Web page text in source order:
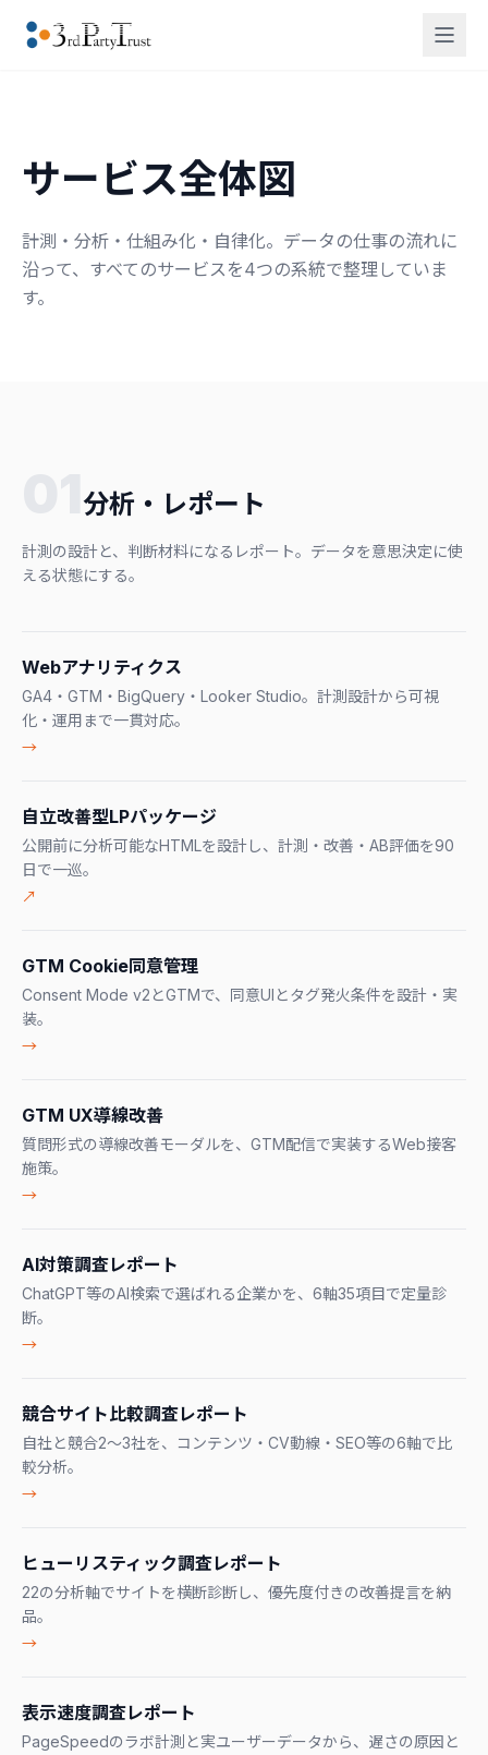
サービス全体図
計測・分析・仕組み化・自律化。データの仕事の流れに
沿って、すべてのサービスを4つの系統で整理していま
す。
分析・レポート
計測の設計と、判断材料になるレポート。データを意思決定に使
える状態にする。
Webアナリティクス
GA4・GTM・BigQuery・Looker Studio。計測設計から可視
化・運用まで一貫対応。
→
自立改善型LPパッケージ
公開前に分析可能なHTMLを設計し、計測・改善・AB評価を90
日で一巡。
↗
GTM Cookie同意管理
Consent Mode v2とGTMで、同意UIとタグ発火条件を設計・実
装。
→
GTM UX導線改善
質問形式の導線改善モーダルを、GTM配信で実装するWeb接客
施策。
→
AI対策調査レポート
ChatGPT等のAI検索で選ばれる企業かを、6軸35項目で定量診
断。
→
競合サイト比較調査レポート
自社と競合2〜3社を、コンテンツ・CV動線・SEO等の6軸で比
較分析。
→
ヒューリスティック調査レポート
22の分析軸でサイトを横断診断し、優先度付きの改善提言を納
品。
→
表示速度調査レポート
PageSpeedのラボ計測と実ユーザーデータから、遅さの原因と